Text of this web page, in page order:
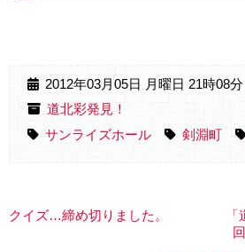
2012年03月05日 月曜日 21時08分
道北彩発見！
サンライズホール
剣淵町
クイズ…締め切りました。